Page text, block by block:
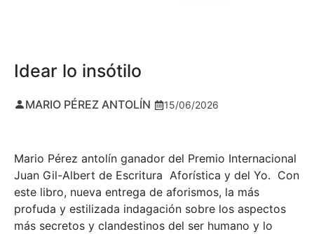
Idear lo insótilo
MARIO PÉREZ ANTOLÍN 15/06/2026
Mario Pérez antolín ganador del Premio Internacional
Juan Gil-Albert de Escritura Aforística y del Yo. Con
este libro, nueva entrega de aforismos, la más
profuda y estilizada indagación sobre los aspectos
más secretos y clandestinos del ser humano y lo